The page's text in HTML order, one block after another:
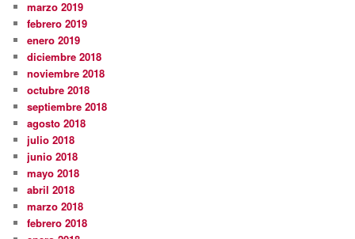
marzo 2019
febrero 2019
enero 2019
diciembre 2018
noviembre 2018
octubre 2018
septiembre 2018
agosto 2018
julio 2018
junio 2018
mayo 2018
abril 2018
marzo 2018
febrero 2018